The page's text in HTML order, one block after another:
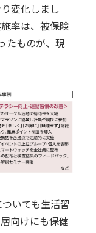
変化しまし
率は、被保険
たものが、現
いても生活習
向けにも保健